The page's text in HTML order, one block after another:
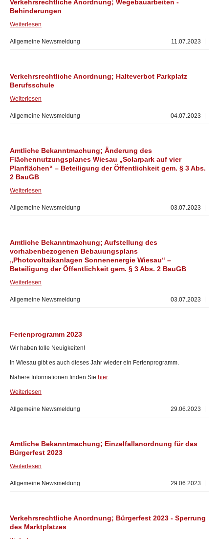
Verkehrsrechtliche Anordnung; Wegebauarbeiten -
Behinderungen
Weiterlesen
11.07.2023
Allgemeine Newsmeldung
Verkehrsrechtliche Anordnung; Halteverbot Parkplatz
Berufsschule
Weiterlesen
04.07.2023
Allgemeine Newsmeldung
Amtliche Bekanntmachung; Änderung des
Flächennutzungsplanes Wiesau „Solarpark auf vier
Planflächen“ – Beteiligung der Öffentlichkeit gem. § 3 Abs.
2 BauGB
Weiterlesen
03.07.2023
Allgemeine Newsmeldung
Amtliche Bekanntmachung; Aufstellung des
vorhabenbezogenen Bebauungsplans
„Photovoltaikanlagen Sonnenenergie Wiesau“ –
Beteiligung der Öffentlichkeit gem. § 3 Abs. 2 BauGB
Weiterlesen
03.07.2023
Allgemeine Newsmeldung
Ferienprogramm 2023
Wir haben tolle Neuigkeiten!
In Wiesau gibt es auch dieses Jahr wieder ein Ferienprogramm.
Nähere Informationen finden Sie hier.
Weiterlesen
29.06.2023
Allgemeine Newsmeldung
Amtliche Bekanntmachung; Einzelfallanordnung für das
Bürgerfest 2023
Weiterlesen
29.06.2023
Allgemeine Newsmeldung
Verkehrsrechtliche Anordnung; Bürgerfest 2023 - Sperrung
des Marktplatzes